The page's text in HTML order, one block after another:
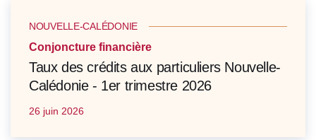
NOUVELLE-CALÉDONIE
Conjoncture financière
Taux des crédits aux particuliers Nouvelle-
Calédonie - 1er trimestre 2026
26 juin 2026